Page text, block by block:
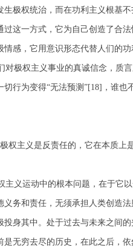
生极权统治，而在功利主义根基
过这一方式，它为自己创造了合
情感，它用意识形态代替人们的
对极权主义事业的真诚信念，质
切行为变得“无法预测”[18]，谁
责任的，它在本质上是
义运动中的根本问题，在于它
义务和责任，无须承担人类创造
投身其中。处于过去与未来之间
是无穷去尽的历史，在此之后，